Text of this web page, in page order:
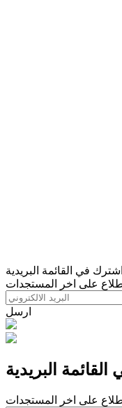
اشترك في القائمة البريدية
على اخر المستجدات
ارسل
البريدية
على اخر المستجدات